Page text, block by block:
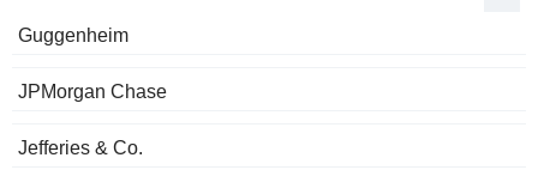
Guggenheim
JPMorgan Chase
Jefferies & Co.